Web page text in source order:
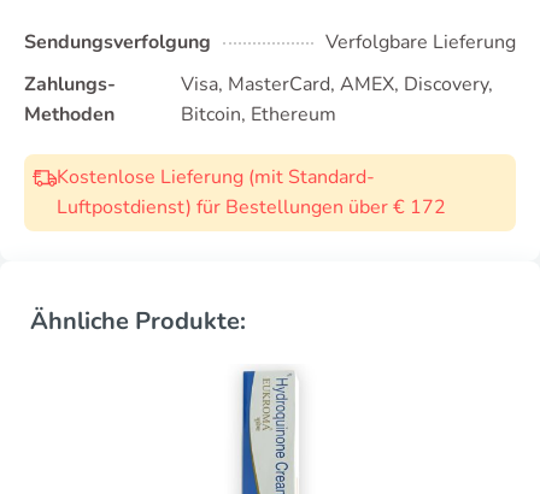
Sendungsverfolgung
Verfolgbare Lieferung
Zahlungs-
Methoden
Visa, MasterCard, AMEX, Discovery,
Bitcoin, Ethereum
Kostenlose Lieferung (mit Standard-
Luftpostdienst) für Bestellungen über € 172
Ähnliche Produkte: